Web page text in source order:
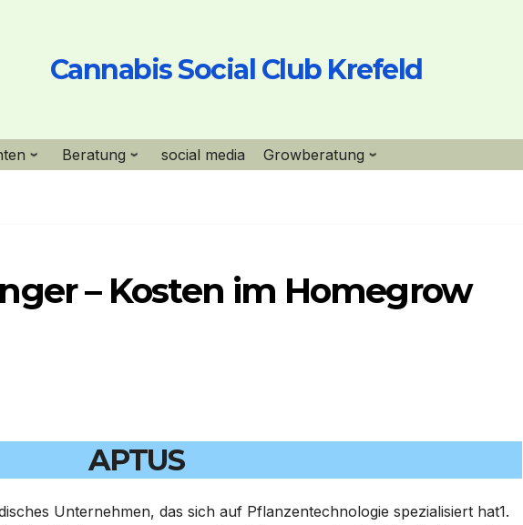
Cannabis Social Club Krefeld
Beratung social media Growberatung
– Kosten im Homegrow
APTUS
Unternehmen, das sich auf Pflanzentechnologie spezialisiert hat1.